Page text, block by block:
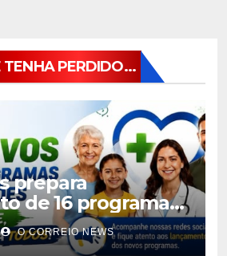
TENHA PERDIDO...
prepara
de 16 programas
ampliar
à população
O CORREIO NEWS